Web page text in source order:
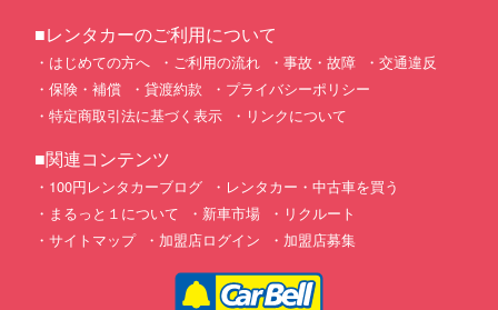
■レンタカーのご利用について
はじめての方へ ご利用の流れ 事故・故障
交通違反
保険・補償
貸渡約款
プライバシーポリシー
特定商取引法に基づく表示
リンクについて
■関連コンテンツ
100円レンタカーブログ
レンタカー・中古車を買う
まるっと１について
新車市場
リクルート
サイトマップ
加盟店ログイン 加盟店募集